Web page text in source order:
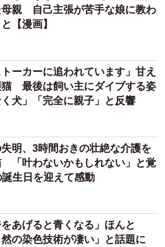
母親 自己主張が苦手な娘に教わ
【漫画】
トーカーに追われています」甘え
猫 最後は飼い主にダイブする姿
犬」「完全に親子」と反響
明、3時間おきの壮絶な介護を
「叶わないかもしれない」と覚
生日を迎えて感動
をあげると青くなる」ほんと
の染色技術が凄い」と話題に